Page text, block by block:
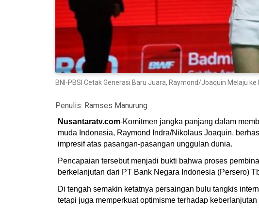
BNI-PBSI Cetak Generasi Baru Juara, Raymond/Joaquin Melaju
Penulis: Ramses Manurung
Nusantaratv.com-Komitmen jangka panjang dalam
muda Indonesia, Raymond Indra/Nikolaus Joaquin,
impresif atas pasangan-pasangan unggulan dunia.
Pencapaian tersebut menjadi bukti bahwa proses
berkelanjutan dari PT Bank Negara Indonesia (Persero)
Di tengah semakin ketatnya persaingan bulu tangkis
tetapi juga memperkuat optimisme terhadap